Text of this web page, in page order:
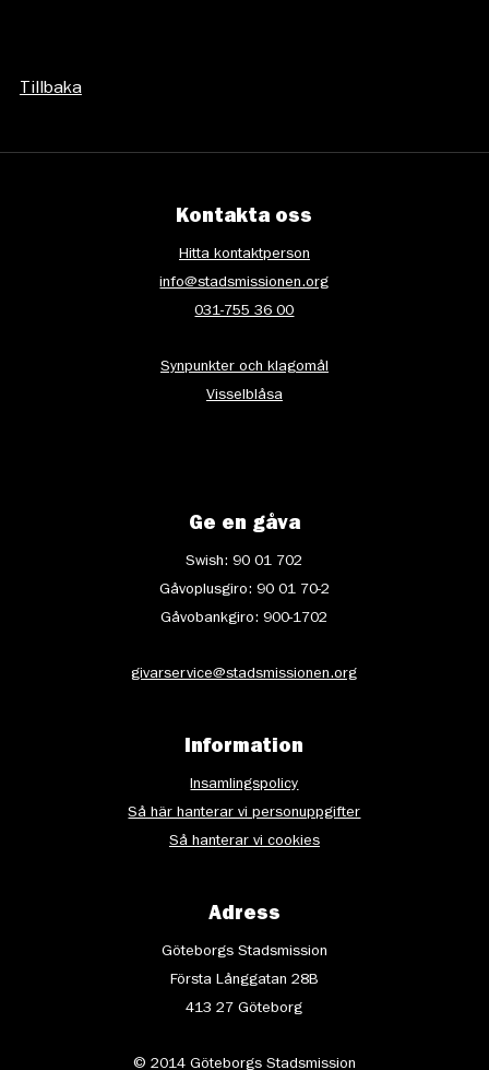
Tillbaka
Kontakta oss
Hitta kontaktperson
info@stadsmissionen.org
031-755 36 00
Synpunkter och klagomål
Visselblåsa
Ge en gåva
Swish: 90 01 702
Gåvoplusgiro: 90 01 70-2
Gåvobankgiro: 900-1702
givarservice@stadsmissionen.org
Information
Insamlingspolicy
Så här hanterar vi personuppgifter
Så hanterar vi cookies
Adress
Göteborgs Stadsmission
Första Långgatan 28B
413 27 Göteborg
© 2014 Göteborgs Stadsmission